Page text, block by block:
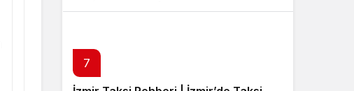
Gidilir?
7